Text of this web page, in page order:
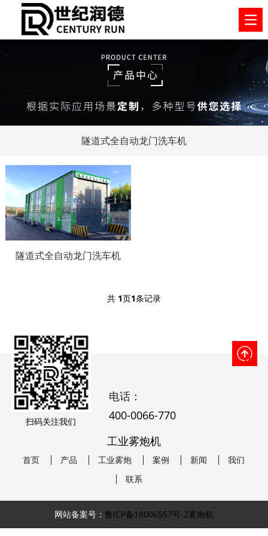
隧道式全自动龙门洗车机
隧道式全自动龙门洗车机
共 1页1条记录
扫码关注我们
电话：
400-0066-770
工业雾炮机
首页 产品 工业雾炮 案例 新闻
我们
联系
网站备案号： 鲁ICP备18006557号-2雾炮机